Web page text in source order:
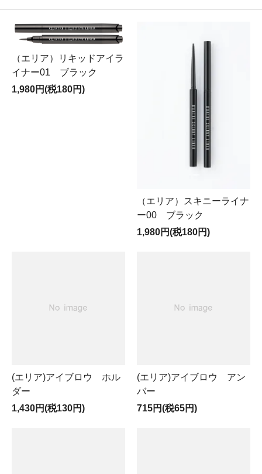
（エリア）リキッドアイラ
イナー01 ブラック
1,980円(税180円)
（エリア）スキニーライナ
ー00 ブラック
1,980円(税180円)
(エリア)アイブロウ ホル
ダー
1,430円(税130円)
(エリア)アイブロウ アン
バー
715円(税65円)